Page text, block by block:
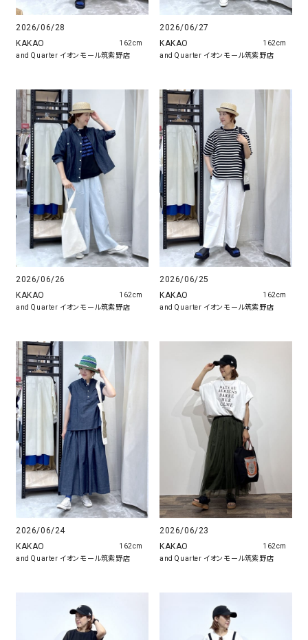
2026/06/28
KAKAO
and Quarter イオンモール筑紫野店
162cm
2026/06/27
KAKAO
and Quarter イオンモール筑紫野店
162cm
2026/06/26
KAKAO
and Quarter イオンモール筑紫野店
162cm
2026/06/25
KAKAO
and Quarter イオンモール筑紫野店
162cm
2026/06/24
KAKAO
and Quarter イオンモール筑紫野店
162cm
2026/06/23
KAKAO
and Quarter イオンモール筑紫野店
162cm